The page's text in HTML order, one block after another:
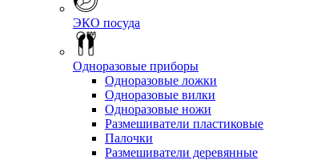
ЭКО посуда
Одноразовые приборы
Одноразовые ложки
Одноразовые вилки
Одноразовые ножи
Размешиватели пластиковые
Палочки
Размешиватели деревянные